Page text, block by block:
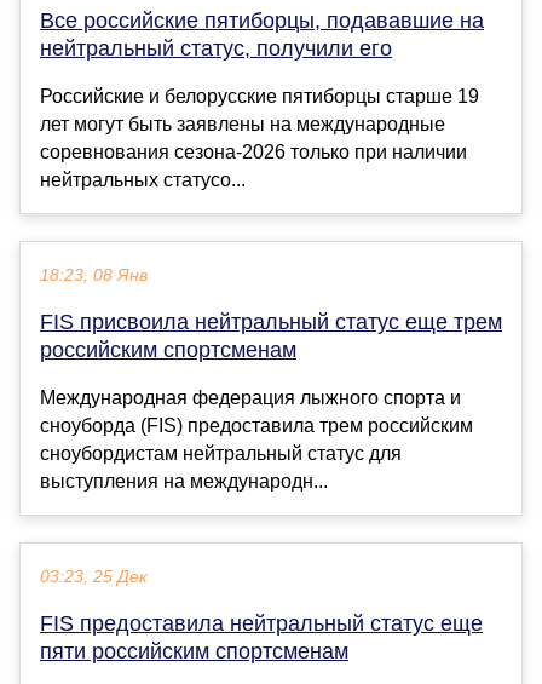
Все российские пятиборцы, подававшие на
нейтральный статус, получили его
Российские и белорусские пятиборцы старше 19
лет могут быть заявлены на международные
соревнования сезона-2026 только при наличии
нейтральных статусо...
18:23, 08 Янв
FIS присвоила нейтральный статус еще трем
российским спортсменам
Международная федерация лыжного спорта и
сноуборда (FIS) предоставила трем российским
сноубордистам нейтральный статус для
выступления на международн...
03:23, 25 Дек
FIS предоставила нейтральный статус еще
пяти российским спортсменам